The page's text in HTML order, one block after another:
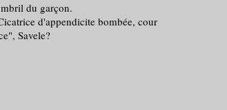
du garçon.
d'appendicite bombée, cour
Savele?